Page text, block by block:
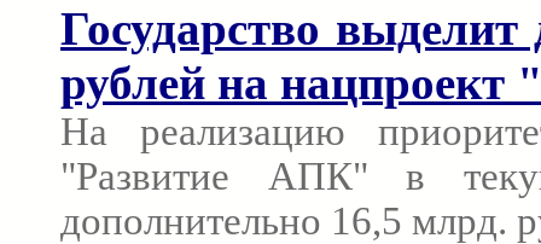
Государство
рублей на
На реализацию
"Развитие АПК" в
дополнительно 16,5 млрд.